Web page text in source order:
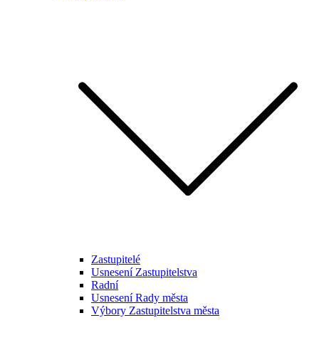
Zastupitelé
Usnesení Zastupitelstva
Radní
Usnesení Rady města
Výbory Zastupitelstva města